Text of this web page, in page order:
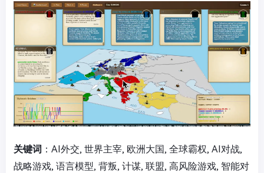
关键词 ：AI外交, 世界主宰, 欧洲大国, 全球霸权, AI对战,
战略游戏, 语言模型, 背叛, 计谋, 联盟, 高风险游戏, 智能对